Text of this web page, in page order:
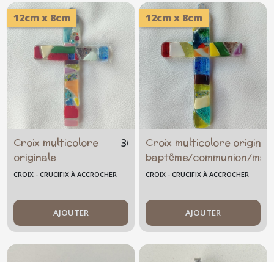
12cm x 8cm
Croix multicolore
originale
baptême/communion
36
CROIX - CRUCIFIX À ACCROCHER
AJOUTER
12cm x 8cm
Croix multicolore
baptême/communion/
CROIX - CRUCIFIX À ACCROCHER
AJOUTER